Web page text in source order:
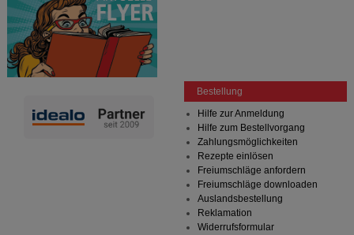
Bestellung
Hilfe zur Anmeldung
Hilfe zum Bestellvorgang
Zahlungsmöglichkeiten
Rezepte einlösen
Freiumschläge anfordern
Freiumschläge downloaden
Auslandsbestellung
Reklamation
Widerrufsformular